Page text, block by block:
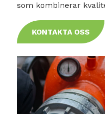
som kombinerar
KONTAKTA OSS